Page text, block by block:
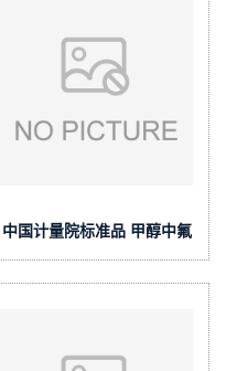
中国计量院标准品 甲醇中氟
苯尼考胺溶液标准物质(泰坦